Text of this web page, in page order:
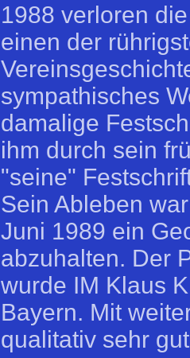
1988 verloren
einen der
sympathisches
damalige
ihm durch sein
"seine"
Sein Ableben
Juni 1989 ein
abzuhalten. Der
wurde IM Klaus
Bayern. Mit
qualitativ sehr